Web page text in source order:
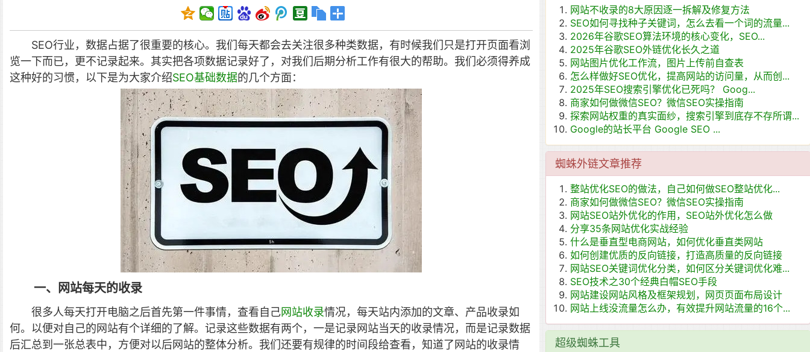
SEO行业，数据占据了很重要的核心。我们每天都会去关注很多种类数据，有时候我们只是打开页面看浏
览一下而已，更不记录起来。其实把各项数据记录好了，对我们后期分析工作有很大的帮助。我们必须得养成
这种好的习惯，以下是为大家介绍SEO基础数据的几个方面：
一、网站每天的收录
很多人每天打开电脑之后首先第一件事情，查看自己网站收录情况，每天站内添加的文章、产品收录如
何。以便对自己的网站有个详细的了解。记录这些数据有两个，一是记录网站当天的收录情况，而是记录数据
后汇总到一张总表中，方便对以后网站的整体分析。我们还要有规律的时间段给查看，知道了网站的收录情
网站不收录的8大原因逐一拆解及修复方法
SEO如何寻找种子关键词，怎么去看一个词的流量...
2026年谷歌SEO算法环境的核心变化，SEO...
2025年谷歌SEO外链优化长久之道
网站图片优化工作流，图片上传前自查表
怎么样做好SEO优化，提高网站的访问量，从而创...
2025年SEO搜索引擎优化已死吗？ Goog...
商家如何做微信SEO？微信SEO实操指南
探索网站权重的真实面纱，搜索引擎到底存不存所谓...
Google的站长平台 Google SEO ...
蜘蛛外链文章推荐
整站优化SEO的做法，自己如何做SEO整站优化...
商家如何做微信SEO？微信SEO实操指南
网站SEO站外优化的作用，SEO站外优化怎么做
分享35条网站优化实战经验
什么是垂直型电商网站，如何优化垂直类网站
如何创建优质的反向链接，打造高质量的反向链接
网站SEO关键词优化分类，如何区分关键词优化难...
SEO技术之30个经典白帽SEO手段
网站建设网站风格及框架规划，网页页面布局设计
网站上线没流量怎么办，有效提升网站流量的16个...
超级蜘蛛工具